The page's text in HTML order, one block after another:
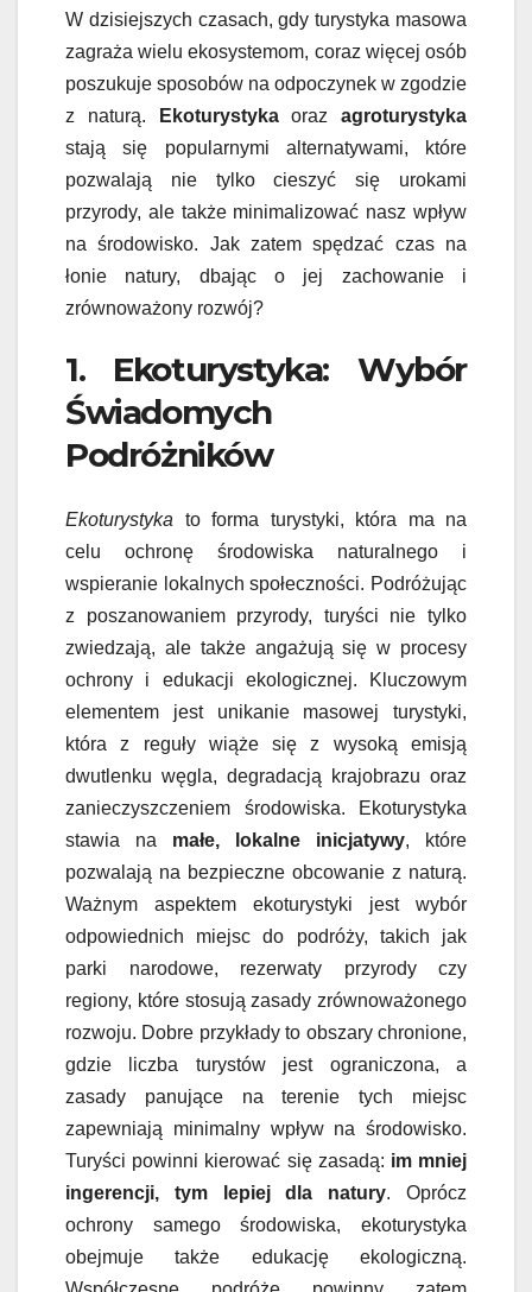
W dzisiejszych czasach, gdy turystyka masowa
zagraża wielu ekosystemom, coraz więcej osób
poszukuje sposobów na odpoczynek w zgodzie
z naturą.
Ekoturystykaoraz agroturystyka
stają się popularnymi alternatywami, które
pozwalają nie tylko cieszyć się urokami
przyrody, ale także minimalizować nasz wpływ
na środowisko. Jak zatem spędzać czas na
łonie natury, dbając o jej zachowanie i
zrównoważony rozwój?
1. Ekoturystyka: Wybór
Świadomych
Podróżników
Ekoturystyka to forma turystyki, która ma na
celu ochronę środowiska naturalnego i
wspieranie lokalnych społeczności. Podróżując
z poszanowaniem przyrody, turyści nie tylko
zwiedzają, ale także angażują się w procesy
ochrony i edukacji ekologicznej. Kluczowym
elementem jest unikanie masowej turystyki,
która z reguły wiąże się z wysoką emisją
dwutlenku węgla, degradacją krajobrazu oraz
zanieczyszczeniem środowiska. Ekoturystyka
stawia na małe, lokalne inicjatywy, które
pozwalają na bezpieczne obcowanie z naturą.
Ważnym aspektem ekoturystyki jest wybór
odpowiednich miejsc do podróży, takich jak
parki narodowe, rezerwaty przyrody czy
regiony, które stosują zasady zrównoważonego
rozwoju. Dobre przykłady to obszary chronione,
gdzie liczba turystów jest ograniczona, a
zasady panujące na terenie tych miejsc
zapewniają minimalny wpływ na środowisko.
Turyści powinni kierować się zasadą: im mniej
ingerencji, tym lepiej dla natury. Oprócz
ochrony samego środowiska, ekoturystyka
obejmuje także edukację ekologiczną.